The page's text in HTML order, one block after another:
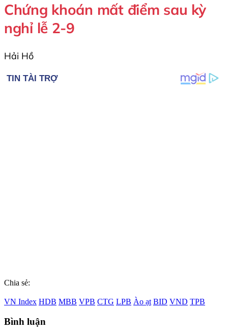
Chứng khoán mất điểm sau kỳ
nghỉ lễ 2-9
Hải Hồ
Chia sẻ:
VN Index HDB MBB VPB CTG LPB Ào ạt BID VND TPB
Bình luận